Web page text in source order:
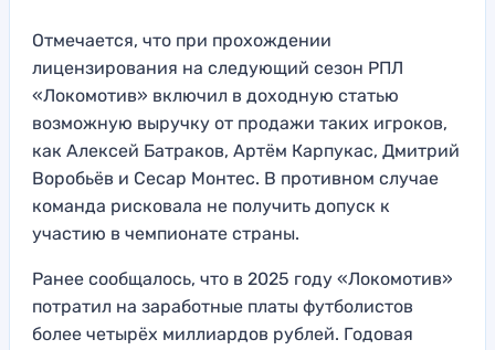
Отмечается, что при прохождении
лицензирования на следующий сезон РПЛ
«Локомотив» включил в доходную статью
возможную выручку от продажи таких игроков,
как Алексей Батраков, Артём Карпукас, Дмитрий
Воробьёв и Сесар Монтес. В противном случае
команда рисковала не получить допуск к
участию в чемпионате страны.
Ранее сообщалось, что в 2025 году «Локомотив»
потратил на заработные платы футболистов
более четырёх миллиардов рублей. Годовая